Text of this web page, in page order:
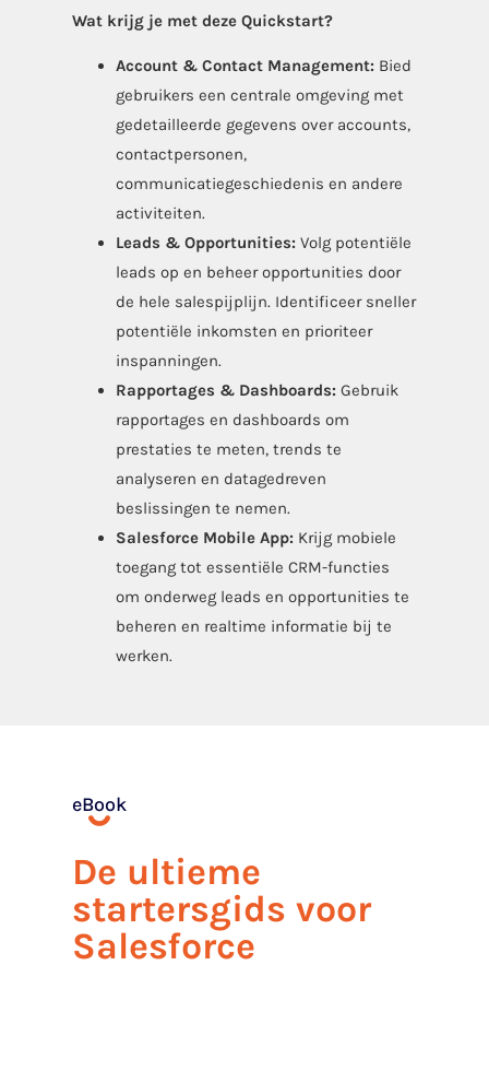
Wat krijg je met deze Quickstart?
Account & Contact Management: Bied
gebruikers een centrale omgeving met
gedetailleerde gegevens over accounts,
contactpersonen,
communicatiegeschiedenis en andere
activiteiten.
Leads & Opportunities: Volg potentiële
leads op en beheer opportunities door
de hele salespijplijn. Identificeer sneller
potentiële inkomsten en prioriteer
inspanningen.
Rapportages & Dashboards: Gebruik
rapportages en dashboards om
prestaties te meten, trends te
analyseren en datagedreven
beslissingen te nemen.
Salesforce Mobile App: Krijg mobiele
toegang tot essentiële CRM-functies
om onderweg leads en opportunities te
beheren en realtime informatie bij te
werken.
eBook
De ultieme
startersgids voor
Salesforce